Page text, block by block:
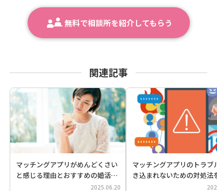
無料で相談所を紹介してもらう
関連記事
マッチングアプリがめんどくさい
と感じる理由とおすすめの婚活方
2025.06.20
マッチングアプリのトラブ
き込まれないための対処法